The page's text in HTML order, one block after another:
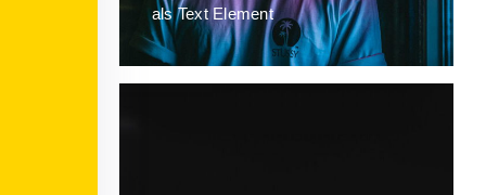
als Text Element